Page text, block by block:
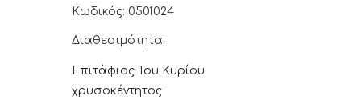
Κωδικός: 0501024
Διαθεσιμότητα:
Επιτάφιος Του Κυρίου
χρυσοκέντητος